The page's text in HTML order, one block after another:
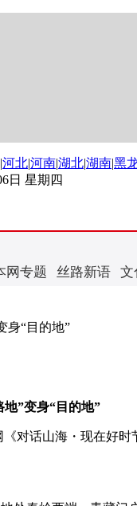
|河北|河南|湖北|湖南|黑
日 星期四
网专题 丝路新语 文
身“目的地”
”变身“目的地”
话山海・现在好时